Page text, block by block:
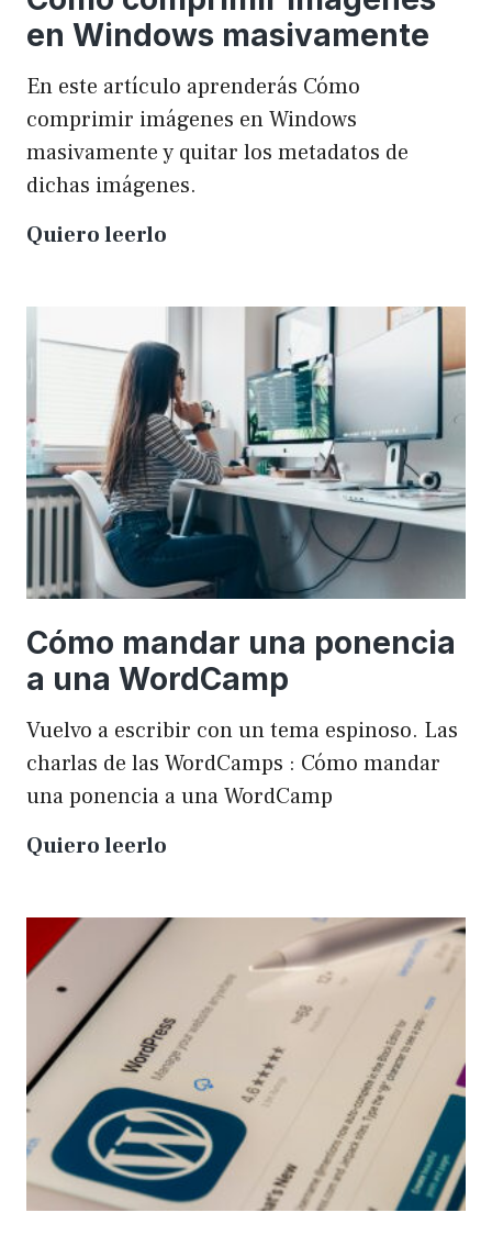
en Windows masivamente
En este artículo aprenderás Cómo
comprimir imágenes en Windows
masivamente y quitar los metadatos de
dichas imágenes.
Quiero leerlo
imágenes
Windows
masivamente
Cómo mandar una ponencia
a una WordCamp
Vuelvo a escribir con un tema espinoso. Las
charlas de las WordCamps : Cómo mandar
una ponencia a una WordCamp
Quiero leerlo
una
una
WordCamp